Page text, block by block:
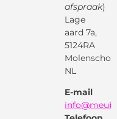
Garantievoorwaarden
afspraak)
Lage
aard 7a,
5124RA
Molenschot
NL
E-mail